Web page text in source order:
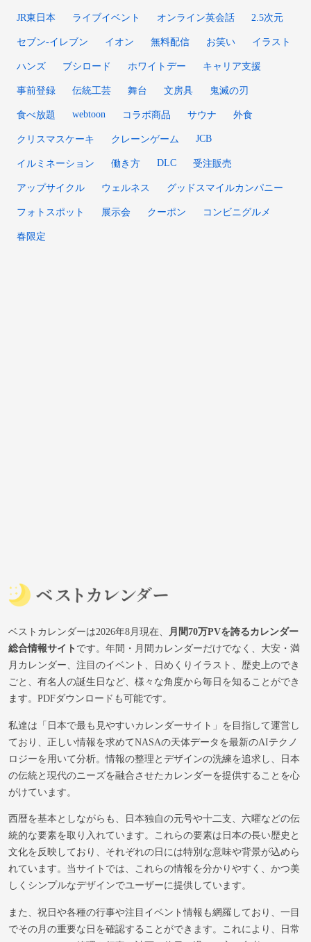
JR東日本 ライブイベント オンライン英会話 2.5次元
セブン-イレブン イオン 無料配信 お笑い イラスト
ハンズ ブシロード ホワイトデー キャリア支援
事前登録 伝統工芸 舞台 文房具 鬼滅の刃
食べ放題 webtoon コラボ商品 サウナ 外食
クリスマスケーキ クレーンゲーム JCB
イルミネーション 働き方 DLC 受注販売
アップサイクル ウェルネス グッドスマイルカンパニー
フォトスポット 展示会 クーポン コンビニグルメ
春限定
ベストカレンダーは2026年8月現在、
月間70万PVを誇るカレンダー
総合情報サイトです。年間・月間カレンダーだけでなく、大安・満
月カレンダー、注目のイベント、日めくりイラスト、歴史上のでき
ごと、有名人の誕生日など、様々な角度から毎日を知ることができ
ます。PDFダウンロードも可能です。
私達は「日本で最も見やすいカレンダーサイト」を目指して運営し
ており、正しい情報を求めてNASAの天体データを最新のAIテクノ
ロジーを用いて分析。情報の整理とデザインの洗練を追求し、日本
の伝統と現代のニーズを融合させたカレンダーを提供することを心
がけています。
西暦を基本としながらも、日本独自の元号や十二支、六曜などの伝
統的な要素を取り入れています。これらの要素は日本の長い歴史と
文化を反映しており、それぞれの日には特別な意味や背景が込めら
れています。当サイトでは、これらの情報を分かりやすく、かつ美
しくシンプルなデザインでユーザーに提供しています。
また、祝日や各種の行事や注目イベント情報も網羅しており、一目
でその月の重要な日を確認することができます。これにより、日常